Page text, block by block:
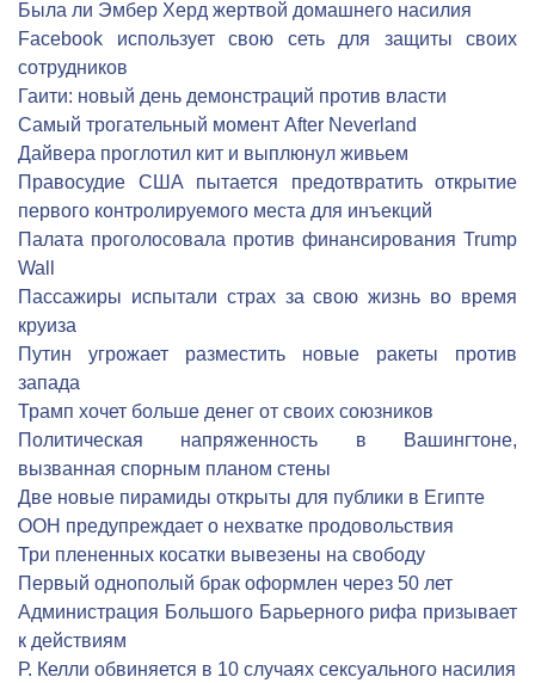
Была ли Эмбер Херд жертвой домашнего насилия
Facebook использует свою сеть для защиты своих
сотрудников
Гаити: новый день демонстраций против власти
Самый трогательный момент After Neverland
Дайвера проглотил кит и выплюнул живьем
Правосудие США пытается предотвратить открытие
первого контролируемого места для инъекций
Палата проголосовала против финансирования Trump
Wall
Пассажиры испытали страх за свою жизнь во время
круиза
Путин угрожает разместить новые ракеты против
запада
Трамп хочет больше денег от своих союзников
Политическая напряженность в Вашингтоне,
вызванная спорным планом стены
Две новые пирамиды открыты для публики в Египте
ООН предупреждает о нехватке продовольствия
Три плененных косатки вывезены на свободу
Первый однополый брак оформлен через 50 лет
Администрация Большого Барьерного рифа призывает
к действиям
Р. Келли обвиняется в 10 случаях сексуального насилия